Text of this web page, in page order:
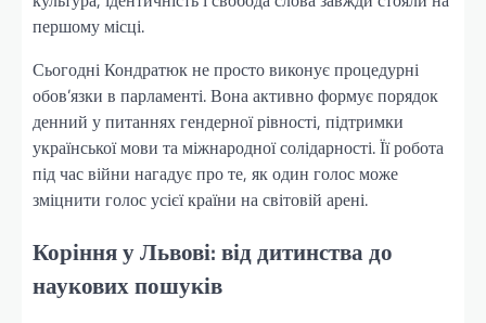
першому місці.
Сьогодні Кондратюк не просто виконує процедурні
обов’язки в парламенті. Вона активно формує порядок
денний у питаннях гендерної рівності, підтримки
української мови та міжнародної солідарності. Її робота
під час війни нагадує про те, як один голос може
зміцнити голос усієї країни на світовій арені.
Коріння у Львові: від дитинства до
наукових пошуків